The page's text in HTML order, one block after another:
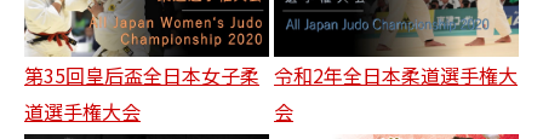
第35回皇后盃全日本女子柔
道選手権大会
令和2年全日本柔道選手権大
会